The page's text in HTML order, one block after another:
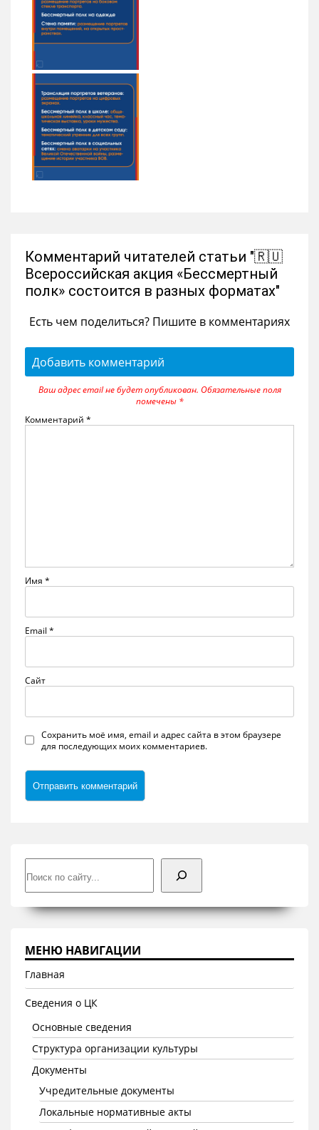
Комментарий читателей статьи "🇷🇺
Всероссийская акция «Бессмертный
полк» состоится в разных форматах"
Есть чем поделиться? Пишите в комментариях
Добавить комментарий
Ваш адрес email не будет опубликован. Обязательные поля
помечены *
Комментарий *
Имя *
Email *
Сайт
Сохранить моё имя, email и адрес сайта в этом браузере
для последующих моих комментариев.
МЕНЮ НАВИГАЦИИ
Главная
Сведения о ЦК
Основные сведения
Структура организации культуры
Документы
Учредительные документы
Локальные нормативные акты